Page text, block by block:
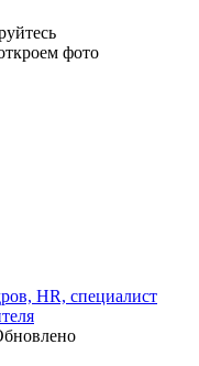
фото
HR, специалист